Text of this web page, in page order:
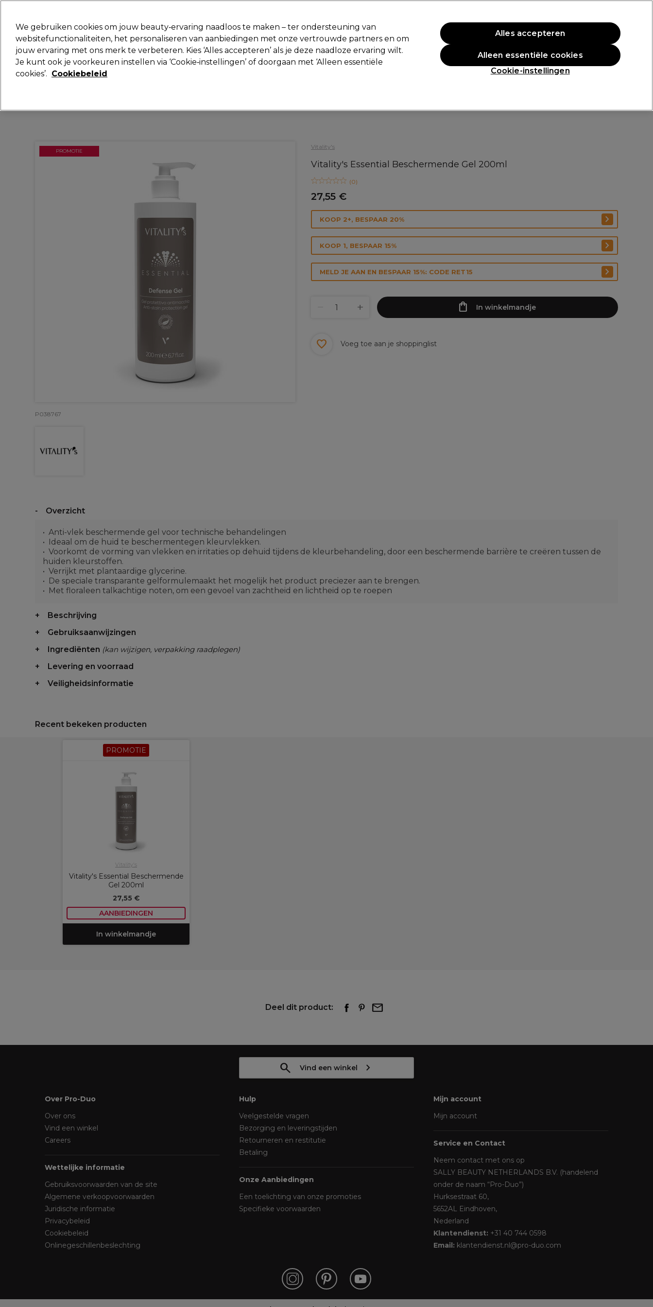
Aanmelden
Merken Deals Haar Elektra Beauty Salon interieur Mannen Vegan Nieuwe producten Professionele Awards
Volgende dag geleverd*
Vitality's
Vitality's Essential Beschermende Gel 200ml
(0)
27,55 €
PROMOTIE
P038767
KOOP 2+, BESPAAR 20%
KOOP 1, BESPAAR 15%
MELD JE AAN EN BESPAAR 15%: CODE RET15
In winkelmandje
Voeg toe aan je shoppinglist
Overzicht
Anti-vlek beschermende gel voor technische behandelingen
Ideaal om de huid te beschermentegen kleurvlekken.
Voorkomt de vorming van vlekken en irritaties op dehuid tijdens de kleurbehandeling, door een beschermende barrière te creëren tussen de
huiden kleurstoffen.
Verrijkt met plantaardige glycerine.
De speciale transparante gelformulemaakt het mogelijk het product preciezer aan te brengen.
Met floraleen talkachtige noten, om een gevoel van zachtheid en lichtheid op te roepen
Beschrijving
Gebruiksaanwijzingen
Ingrediënten (kan wijzigen, verpakking raadplegen)
Levering en voorraad
Veiligheidsinformatie
Recent bekeken producten
PROMOTIE
Vitality's
Vitality's Essential Beschermende
Gel 200ml
27,55 €
AANBIEDINGEN
In winkelmandje
Deel dit product:
Vind een winkel
Over Pro-Duo
Over ons
Vind een winkel
Careers
Wettelijke informatie
Gebruiksvoorwaarden van de site
Algemene verkoopvoorwaarden
Juridische informatie
Privacybeleid
Cookiebeleid
Onlinegeschillenbeslechting
Hulp
Veelgestelde vragen
Bezorging en leveringstijden
Retourneren en restitutie
Betaling
Onze Aanbiedingen
Een toelichting van onze promoties
Specifieke voorwaarden
Mijn account
Mijn account
Service en Contact
Neem contact met ons op
SALLY BEAUTY NETHERLANDS B.V. (handelend
onder de naam “Pro-Duo”)
Hurksestraat 60,
5652AL Eindhoven,
Nederland
Klantendienst: +31 40 744 0598
Email: klantendienst.nl@pro-duo.com
We gebruiken cookies om jouw beauty‑ervaring naadloos te maken – ter ondersteuning van
websitefunctionaliteiten, het personaliseren van aanbiedingen met onze vertrouwde partners en om
jouw ervaring met ons merk te verbeteren. Kies ‘Alles accepteren’ als je deze naadloze ervaring wilt.
Je kunt ook je voorkeuren instellen via ‘Cookie‑instellingen’ of doorgaan met ‘Alleen essentiële
cookies’. Cookiebeleid Cookie-instellingen
Alleen essentiële cookies
Alles accepteren